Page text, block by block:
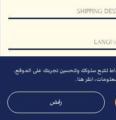
SHIPPING
تأكيد
لتتبع سلوكك ولتحسين تجربتك على الموقع.
انقر هنا.
رفض
الاسئلة الشائعة
اشتراك
دليل الهدايا لعام 2026